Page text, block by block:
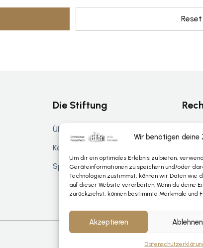
Wir benötigen deine
Um dir ein optimales Erlebnis zu bieten,
Geräteinformationen zu speichern und/oder
Technologien zustimmst, können wir Daten wie
auf dieser Website verarbeiten. Wenn du deine
zurückziehst, können bestimmte Merkmale und
Akzeptieren Ablehnen
Reset
Die Stiftung
Über De Helle
Kontakt
Spenden & Unterstützung